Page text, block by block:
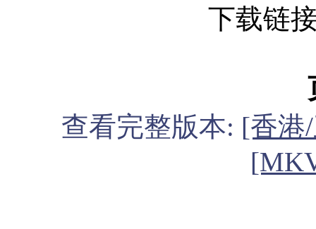
下载链
查看完整版本: [香港